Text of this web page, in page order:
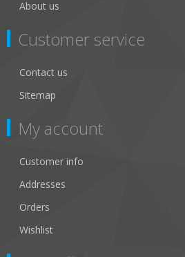
About us
Customer service
Contact us
Sitemap
My account
Customer info
Addresses
Orders
Wishlist